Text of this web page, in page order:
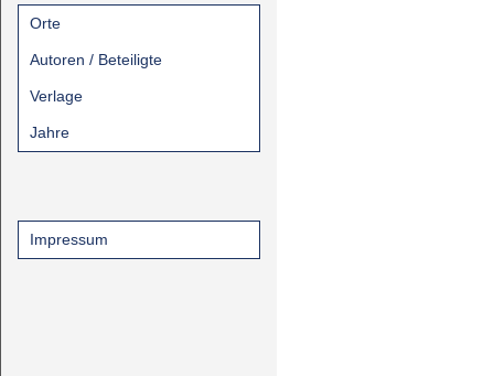
Orte
Autoren / Beteiligte
Verlage
Jahre
Impressum